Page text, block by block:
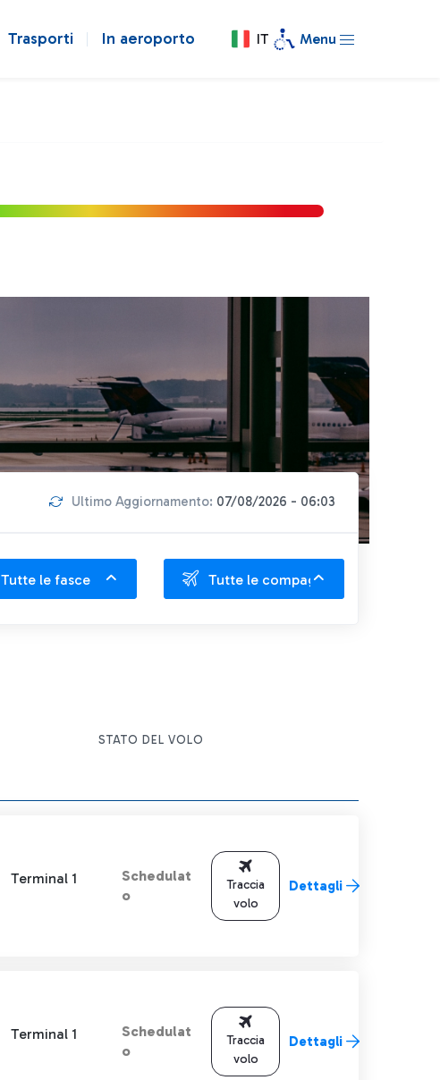
Trasporti In aeroporto IT Menu
Ultimo Aggiornamento: 07/08/2026 - 06:03
Tutte le fasce Tutte le compagnie
STATO DEL VOLO
Terminal 1
Schedulat
o
Traccia
volo
Dettagli
Terminal 1
Schedulat
o
Traccia
volo
Dettagli